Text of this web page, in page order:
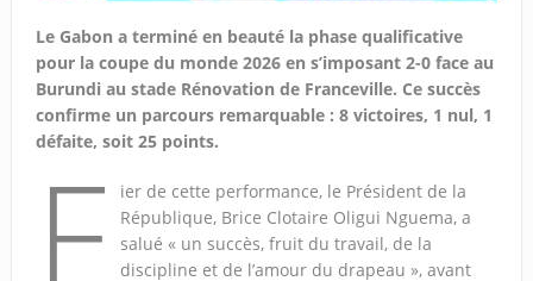
Le Gabon a terminé en beauté la phase qualificative
pour la coupe du monde 2026 en s’imposant 2-0 face au
Burundi au stade Rénovation de Franceville. Ce succès
confirme un parcours remarquable : 8 victoires, 1 nul, 1
défaite, soit 25 points.
F
ier de cette performance, le Président de la
République, Brice Clotaire Oligui Nguema, a
salué « un succès, fruit du travail, de la
discipline et de l’amour du drapeau », avant